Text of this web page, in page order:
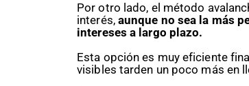
Por otro lado, el método
interés, aunque no sea la más
intereses a largo plazo.
Esta opción es muy eficiente
visibles tarden un poco más en